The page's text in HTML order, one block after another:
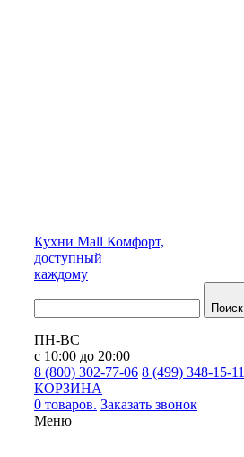
Кухни Mall Комфорт,
доступный
каждому
Поиск
ПН-ВС
с 10:00 до 20:00
8 (800) 302-77-06 8 (499) 348-15-11
КОРЗИНА
0 товаров. Заказать звонок
Меню